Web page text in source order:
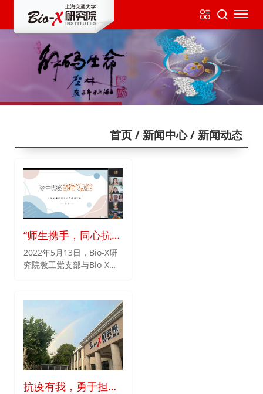
首页/ 新闻中心/ 新闻动态
“师生携手，同心抗
疫”主题党日系列活动
之不一样的方舱
2022年5月13日，Bio-X研
究院教工党支部与Bio-X研
疫”主题党日系列活动之
三。由于疫情防控要求，会
议采取线上腾讯会议方式，
本次党日活动由曹冬梅同志
主持，并邀请到了上海交通
大学医学院附属上海儿童医
作交流分享。
抗疫有我，勇于担当